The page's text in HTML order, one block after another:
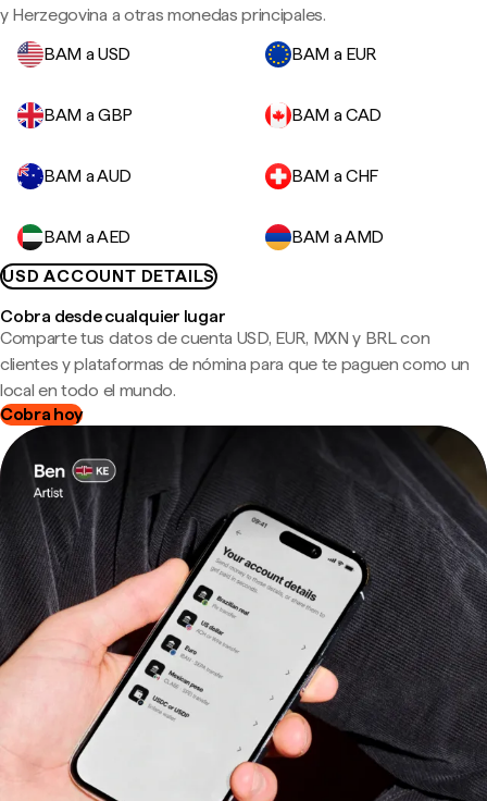
y Herzegovina a otras monedas principales.
BAM a USD
BAM a EUR
BAM a GBP BAM a CAD
BAM a AUD BAM a CHF
BAM a AED
BAM a AMD
USD ACCOUNT DETAILS
Cobra desde cualquier lugar
Comparte tus datos de cuenta USD, EUR, MXN y BRL con
clientes y plataformas de nómina para que te paguen como un
local en todo el mundo.
Cobra hoy